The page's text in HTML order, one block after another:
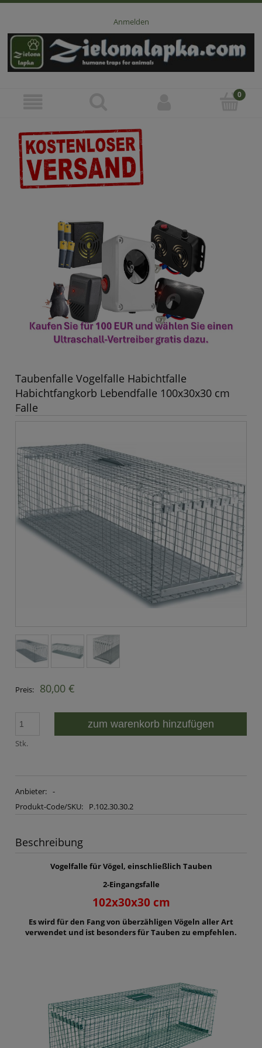
Anmelden
Taubenfalle Vogelfalle Habichtfalle
Habichtfangkorb Lebendfalle 100x30x30 cm
Falle
Preis: 80,00 €
Stk.
zum warenkorb hinzufügen
Anbieter: -
Produkt-Code/SKU:
P.102.30.30.2
Beschreibung
Vogelfalle für Vögel, einschließlich Tauben
2-Eingangsfalle
102x30x30 cm
Es wird für den Fang von überzähligen Vögeln aller Art
verwendet und ist besonders für Tauben zu empfehlen.